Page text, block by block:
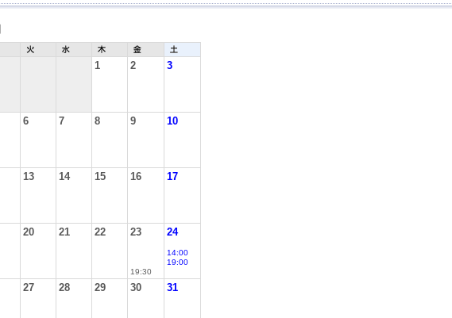
1 2 3
6 7 8 9 10
13 14 15 16 17
20 21 22 23
19:30
24
14:00
19:00
27 28 29 30 31